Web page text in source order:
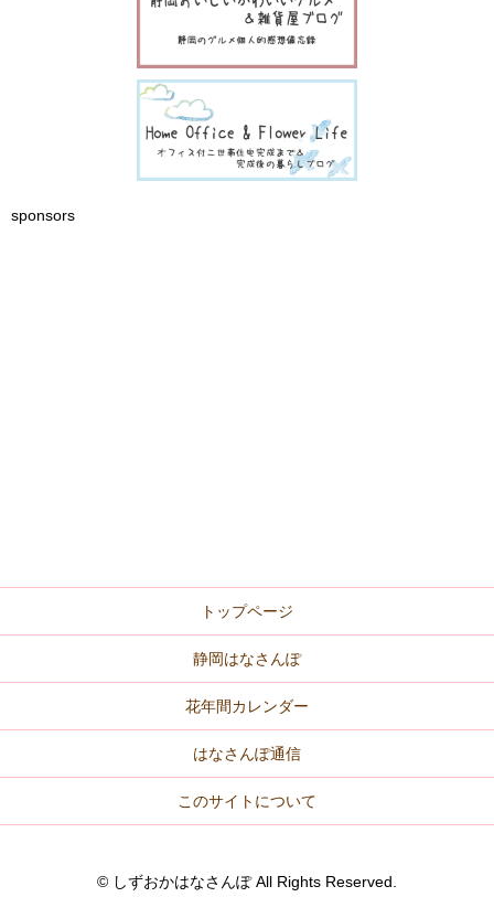
sponsors
トップページ
静岡はなさんぽ
花年間カレンダー
はなさんぽ通信
このサイトについて
© しずおかはなさんぽ All Rights Reserved.